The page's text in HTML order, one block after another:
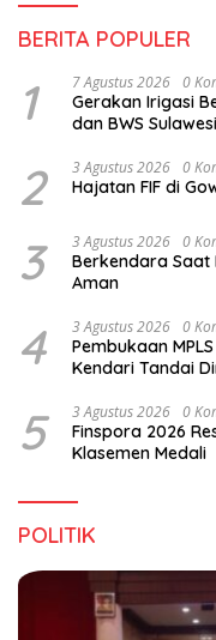
BERITA POPULER
1 7 Agustus 2026 0
Gerakan Irigasi
dan BWS
2 3 Agustus 2026 0
Hajatan FIF di
3 3 Agustus 2026 0
Berkendara Saat
Aman
4 3 Agustus 2026 0
Pembukaan
Kendari Tandai
5 3 Agustus 2026 0
Finspora 2026
Klasemen Medali
POLITIK